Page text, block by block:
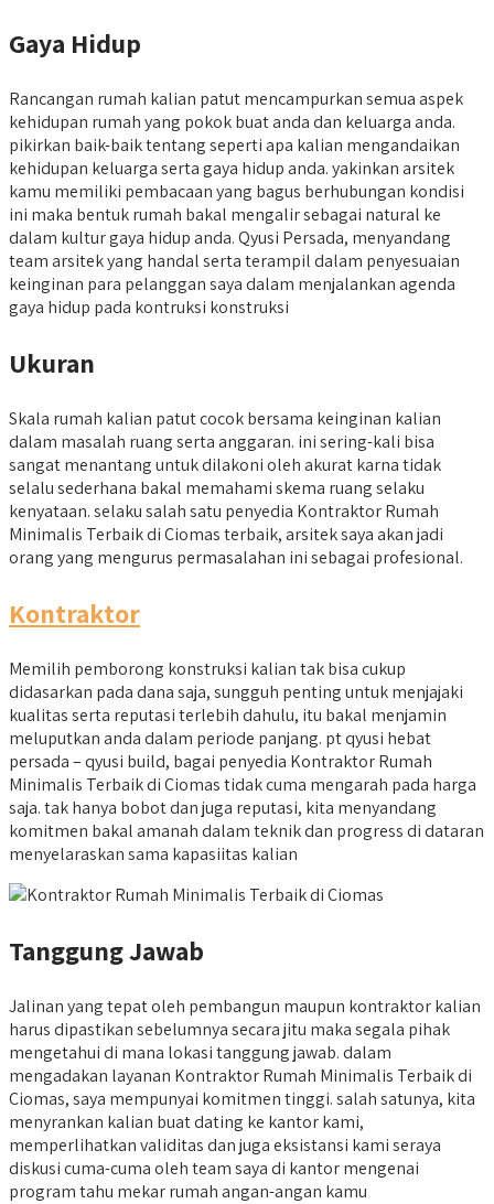
Gaya Hidup
Rancangan rumah kalian patut mencampurkan semua aspek
kehidupan rumah yang pokok buat anda dan keluarga anda.
pikirkan baik-baik tentang seperti apa kalian mengandaikan
kehidupan keluarga serta gaya hidup anda. yakinkan arsitek
kamu memiliki pembacaan yang bagus berhubungan kondisi
ini maka bentuk rumah bakal mengalir sebagai natural ke
dalam kultur gaya hidup anda. Qyusi Persada, menyandang
team arsitek yang handal serta terampil dalam penyesuaian
keinginan para pelanggan saya dalam menjalankan agenda
gaya hidup pada kontruksi konstruksi
Ukuran
Skala rumah kalian patut cocok bersama keinginan kalian
dalam masalah ruang serta anggaran. ini sering-kali bisa
sangat menantang untuk dilakoni oleh akurat karna tidak
selalu sederhana bakal memahami skema ruang selaku
kenyataan. selaku salah satu penyedia Kontraktor Rumah
Minimalis Terbaik di Ciomas terbaik, arsitek saya akan jadi
orang yang mengurus permasalahan ini sebagai profesional.
Kontraktor
Memilih pemborong konstruksi kalian tak bisa cukup
didasarkan pada dana saja, sungguh penting untuk menjajaki
kualitas serta reputasi terlebih dahulu, itu bakal menjamin
meluputkan anda dalam periode panjang. pt qyusi hebat
persada – qyusi build, bagai penyedia Kontraktor Rumah
Minimalis Terbaik di Ciomas tidak cuma mengarah pada harga
saja. tak hanya bobot dan juga reputasi, kita menyandang
komitmen bakal amanah dalam teknik dan progress di dataran
menyelaraskan sama kapasiitas kalian
Tanggung Jawab
Jalinan yang tepat oleh pembangun maupun kontraktor kalian
harus dipastikan sebelumnya secara jitu maka segala pihak
mengetahui di mana lokasi tanggung jawab. dalam
mengadakan layanan Kontraktor Rumah Minimalis Terbaik di
Ciomas, saya mempunyai komitmen tinggi. salah satunya, kita
menyrankan kalian buat dating ke kantor kami,
memperlihatkan validitas dan juga eksistansi kami seraya
diskusi cuma-cuma oleh team saya di kantor mengenai
program tahu mekar rumah angan-angan kamu